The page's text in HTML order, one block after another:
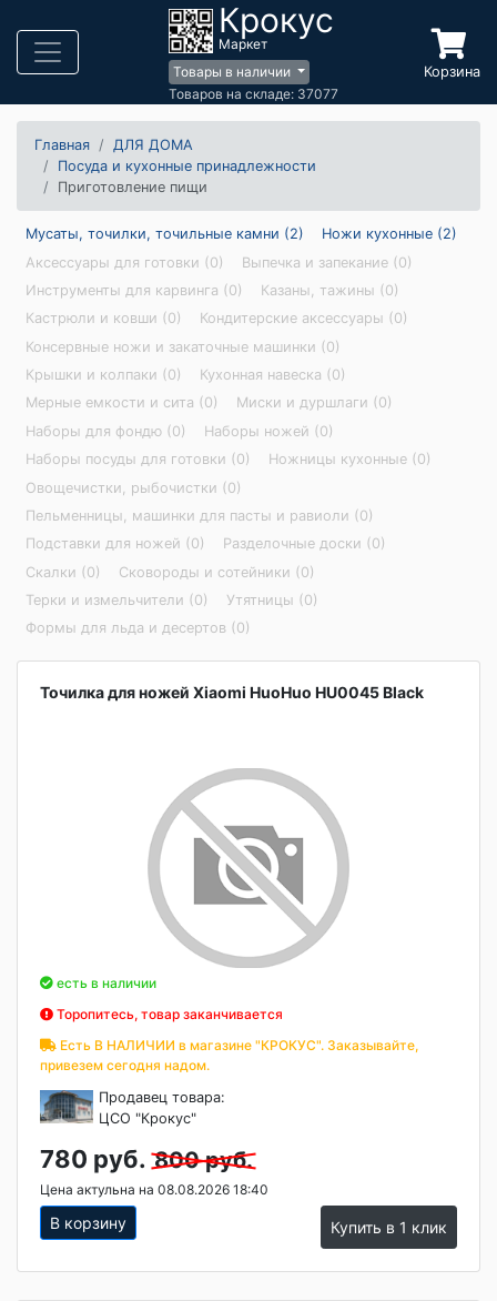
Крокус
Маркет
Товары в наличии
Товаров на складе: 37077
Корзина
Главная
ДЛЯ ДОМА
Посуда и кухонные принадлежности
Приготовление пищи
Мусаты, точилки, точильные камни (2)
Ножи кухонные (2)
Аксессуары для готовки (0)
Выпечка и запекание (0)
Инструменты для карвинга (0)
Казаны, тажины (0)
Кастрюли и ковши (0)
Кондитерские аксессуары (0)
Консервные ножи и закаточные машинки (0)
Крышки и колпаки (0)
Кухонная навеска (0)
Мерные емкости и сита (0)
Миски и дуршлаги (0)
Наборы для фондю (0)
Наборы ножей (0)
Наборы посуды для готовки (0)
Ножницы кухонные (0)
Овощечистки, рыбочистки (0)
Пельменницы, машинки для пасты и равиоли (0)
Подставки для ножей (0)
Разделочные доски (0)
Скалки (0)
Сковороды и сотейники (0)
Терки и измельчители (0)
Утятницы (0)
Формы для льда и десертов (0)
Точилка для ножей Xiaomi HuoHuo HU0045 Black
есть в наличии
Торопитесь, товар заканчивается
Есть В НАЛИЧИИ в магазине "КРОКУС". Заказывайте,
привезем сегодня надом.
Продавец товара:
ЦСО "Крокус"
780 руб. 800 руб.
Цена актульна на 08.08.2026 18:40
В корзину Купить в 1 клик